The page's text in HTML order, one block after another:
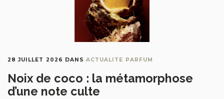
28 JUILLET 2026 DANSACTUALITE PARFUM
Noix de coco : la métamorphose
d’une note culte